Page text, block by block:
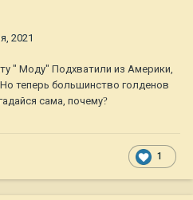
2021
" Моду" Подхватили из Америки,
теперь большинство голденов
сама, почему?
1